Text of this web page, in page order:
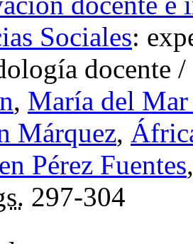
Sociales:
docente /
, María del
Márquez,
Pérez Fuentes
297-304